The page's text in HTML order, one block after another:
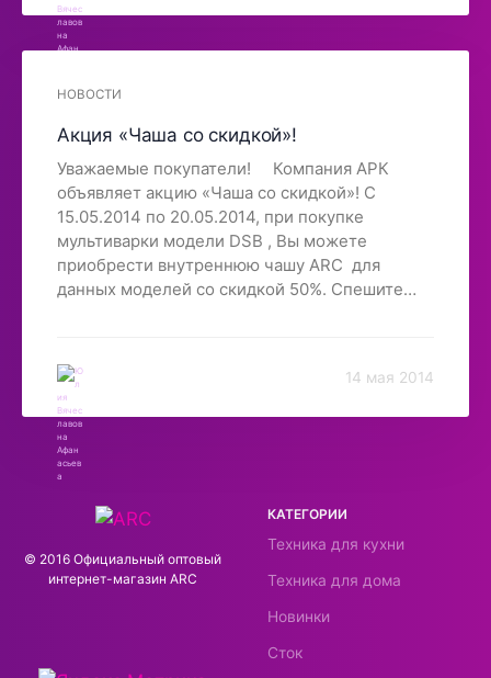
НОВОСТИ
Акция «Чаша со скидкой»!
Уважаемые покупатели! Компания АРК
объявляет акцию «Чаша со скидкой»! С
15.05.2014 по 20.05.2014, при покупке
мультиварки модели DSB , Вы можете
приобрести внутреннюю чашу ARC для
данных моделей со скидкой 50%. Спешите
14 мая 2014
© 2016 Официальный оптовый
интернeт-магазин ARC
КАТЕГОРИИ
Техника для кухни
Техника для дома
Новинки
Сток